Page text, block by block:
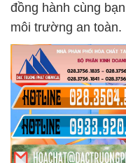
đồng hành cùng
môi trường an toàn.